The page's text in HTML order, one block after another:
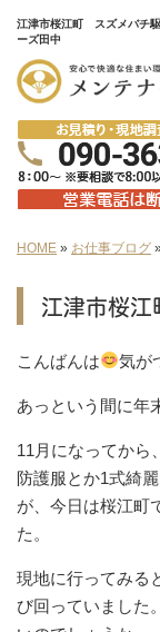
江津市桜江町 スズメバチ
ーズ田中
HOME » お仕事ブログ
江津市桜
こんばんは 気が
あっという間に年
11月になってから
防護服とか1式綺
が、今日は桜江町
た。
現地に行ってみる
び回っていました